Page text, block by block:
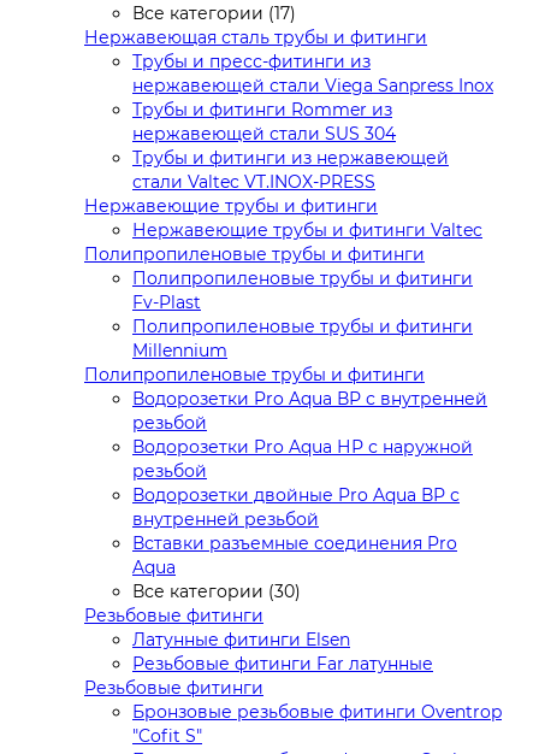
Все категории (17)
Нержавеющая сталь трубы и фитинги
Трубы и пресс-фитинги из
нержавеющей стали Viega Sanpress Inox
Трубы и фитинги Rommer из
нержавеющей стали SUS 304
Трубы и фитинги из нержавеющей
стали Valtec VT.INOX-PRESS
Нержавеющие трубы и фитинги
Нержавеющие трубы и фитинги Valtec
Полипропиленовые трубы и фитинги
Полипропиленовые трубы и фитинги
Fv-Plast
Полипропиленовые трубы и фитинги
Millennium
Полипропиленовые трубы и фитинги
Водорозетки Pro Aqua ВР с внутренней
резьбой
Водорозетки Pro Aqua НР с наружной
резьбой
Водорозетки двойные Pro Aqua ВР с
внутренней резьбой
Вставки разъемные соединения Pro
Aqua
Все категории (30)
Резьбовые фитинги
Латунные фитинги Elsen
Резьбовые фитинги Far латунные
Резьбовые фитинги
Бронзовые резьбовые фитинги Oventrop
"Cofit S"